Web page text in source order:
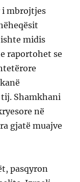
mbrojtjes
midis
raportohet se
Shamkhani
në
gjatë muajve
pasqyron